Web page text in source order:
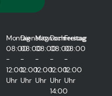
Montag
08:00
-
12:00
Uhr
Dienstag
08:00
-
12:00
Uhr
Mittwoch
08:00
-
12:00
Uhr
Donnerstag
08:00
-
12:00
Uhr
14:00
Freitag
08:00
-
12:00
Uhr